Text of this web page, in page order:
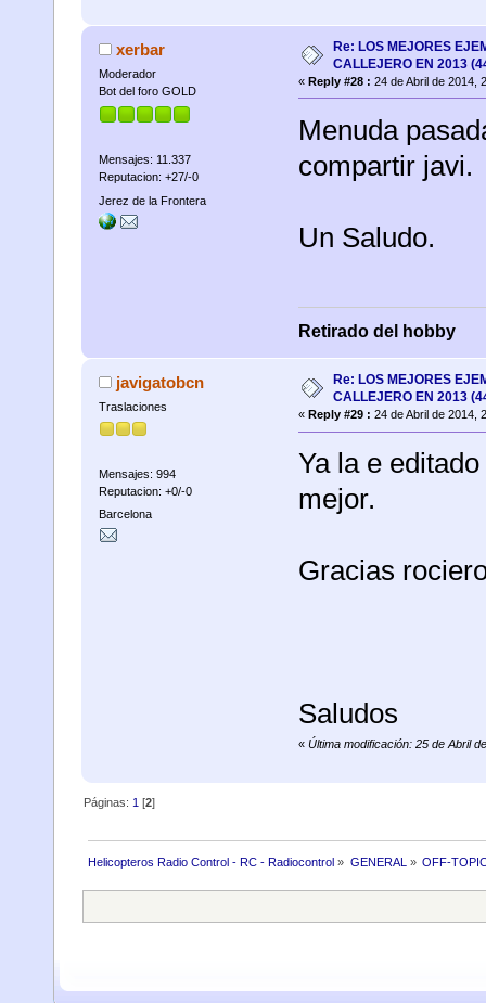
xerbar
Moderador
Bot del foro GOLD
Mensajes: 11.337
Reputacion: +27/-0
Jerez de la Frontera
Re: LOS MEJORES
CALLEJERO EN 2013
« Reply #28 : 24 de Abril de 2014,
Menuda
compartir javi.
Un Saludo.
Retirado del hobby
javigatobcn
Traslaciones
Mensajes: 994
Reputacion: +0/-0
Barcelona
Re: LOS MEJORES
CALLEJERO EN 2013
« Reply #29 : 24 de Abril de 2014,
Ya la e
mejor.
Gracias
Saludos
« Última modificación: 25 de Abril
Páginas: 1 [2]
Helicopteros Radio Control - RC - Radiocontrol » GENERAL » OFF-